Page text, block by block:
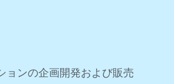
ョンの企画開発および販売